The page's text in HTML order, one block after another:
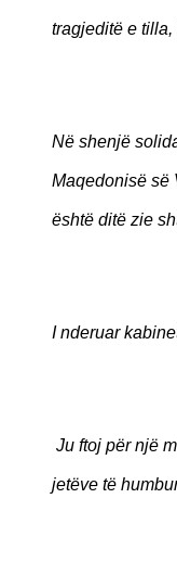
tragjeditë e tilla,
Në shenjë
Maqedonisë së
është ditë zie
I nderuar
Ju ftoj për një
jetëve të